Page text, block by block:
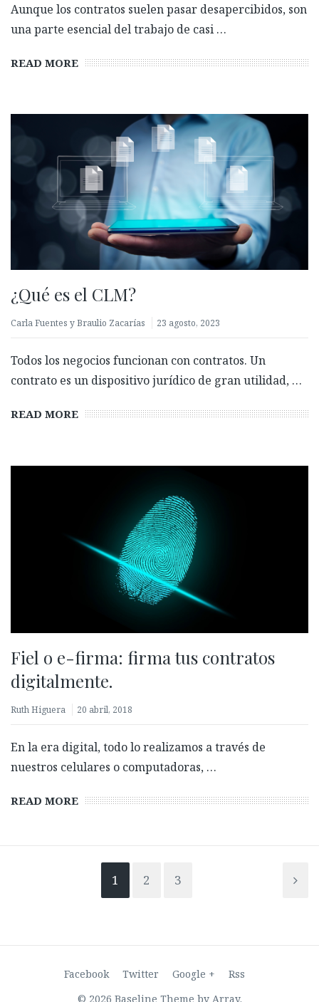
Aunque los contratos suelen pasar desapercibidos, son
una parte esencial del trabajo de casi …
READ MORE
¿Qué es el CLM?
Carla Fuentes y Braulio Zacarías 23 agosto, 2023
Todos los negocios funcionan con contratos. Un
contrato es un dispositivo jurídico de gran utilidad, …
READ MORE
Fiel o e-firma: firma tus contratos
digitalmente.
Ruth Higuera 20 abril, 2018
En la era digital, todo lo realizamos a través de
nuestros celulares o computadoras, …
READ MORE
1 2 3
Facebook Twitter Google +
Rss
© 2026 Baseline Theme by Array.